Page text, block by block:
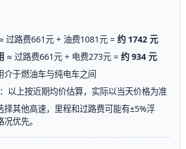
过路费661元 + 油费1081元 = 约 1742 元
≈ 过路费661元 + 电费273元 = 约 934 元
介于燃油车与纯电车之间
以上按近期均价估算，实际以当天价格为准
择其他高速，里程和过路费可能有±5%浮
优先。